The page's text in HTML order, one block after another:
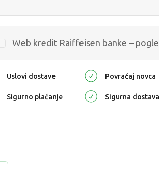
Web kredit Raiffeisen banke –
Uslovi dostave Povraćaj novca
Sigurno plaćanje Sigurna dostava